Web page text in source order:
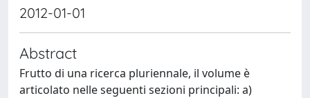
2012-01-01
Abstract
Frutto di una ricerca pluriennale, il volume è
articolato nelle seguenti sezioni principali: a)